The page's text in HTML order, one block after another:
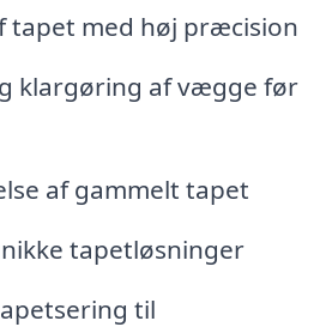
tapet med høj præcision
klargøring af vægge før
af gammelt tapet
tapetløsninger
til